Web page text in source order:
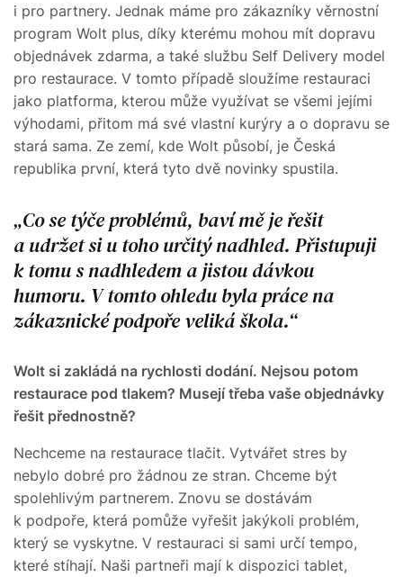
i pro partnery. Jednak máme pro zákazníky věrnostní
program Wolt plus, díky kterému mohou mít dopravu
objednávek zdarma, a také službu Self Delivery model
pro restaurace. V tomto případě sloužíme restauraci
jako platforma, kterou může využívat se všemi jejími
výhodami, přitom má své vlastní kurýry a o dopravu se
stará sama. Ze zemí, kde Wolt působí, je Česká
republika první, která tyto dvě novinky spustila.
Co se týče problémů, baví mě je řešit
a udržet si u toho určitý nadhled. Přistupuji
k tomu s nadhledem a jistou dávkou
humoru. V tomto ohledu byla práce na
zákaznické podpoře veliká škola.
Wolt si zakládá na rychlosti dodání. Nejsou potom
restaurace pod tlakem? Musejí třeba vaše objednávky
řešit přednostně?
Nechceme na restaurace tlačit. Vytvářet stres by
nebylo dobré pro žádnou ze stran. Chceme být
spolehlivým partnerem. Znovu se dostávám
k podpoře, která pomůže vyřešit jakýkoli problém,
který se vyskytne. V restauraci si sami určí tempo,
které stíhají. Naši partneři mají k dispozici tablet,